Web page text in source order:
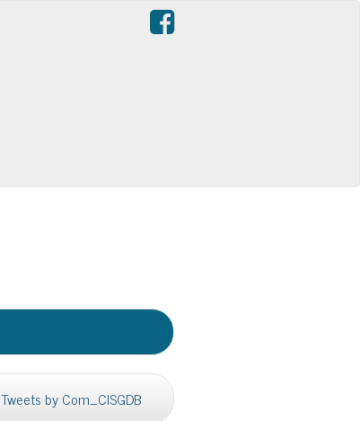
Tweets by Com_CISGDB